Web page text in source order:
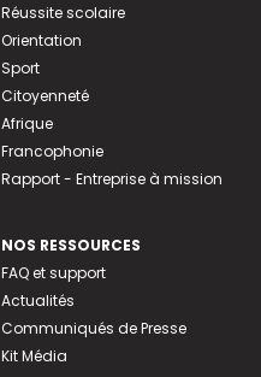
Réussite scolaire
Orientation
Sport
Citoyenneté
Afrique
Francophonie
Rapport - Entreprise à mission
NOS RESSOURCES
FAQ et support
Actualités
Communiqués de Presse
Kit Média